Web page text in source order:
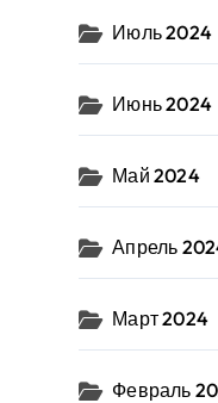
Июль 2024
Июнь 2024
Май 2024
Апрель
Март 2024
Февраль